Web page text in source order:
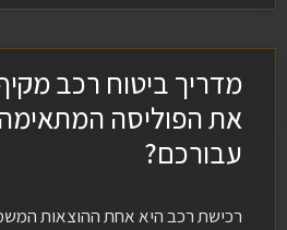
מדריך ביטוח רכב
את הפוליסה
עבורכם?
רכישת רכב היא אחת ההוצאות